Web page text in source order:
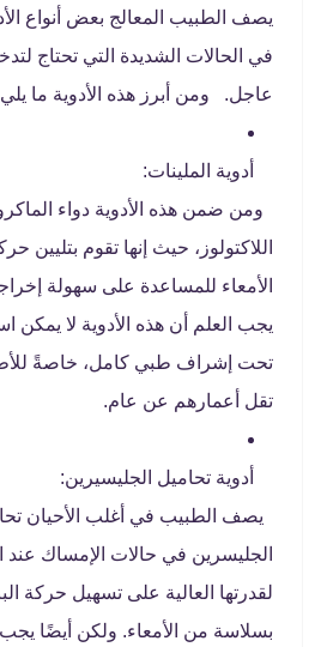
يصف الطبيب المعالج بعض أنواع
في الحالات الشديدة التي تحتاج
عاجل. ومن أبرز هذه الأدوية ما
أدوية الملينات:
ومن ضمن هذه الأدوية دواء
اللاكتولوز، حيث إنها تقوم بتليين
الأمعاء للمساعدة على سهولة
يجب العلم أن هذه الأدوية لا يمكن
تحت إشراف طبي كامل، خاصةً
تقل أعمارهم عن عام.
أدوية تحاميل الجليسيرين:
يصف الطبيب في أغلب الأحيان
الجليسرين في حالات الإمساك عند
لقدرتها العالية على تسهيل حركة
بسلاسة من الأمعاء. ولكن أيضًا